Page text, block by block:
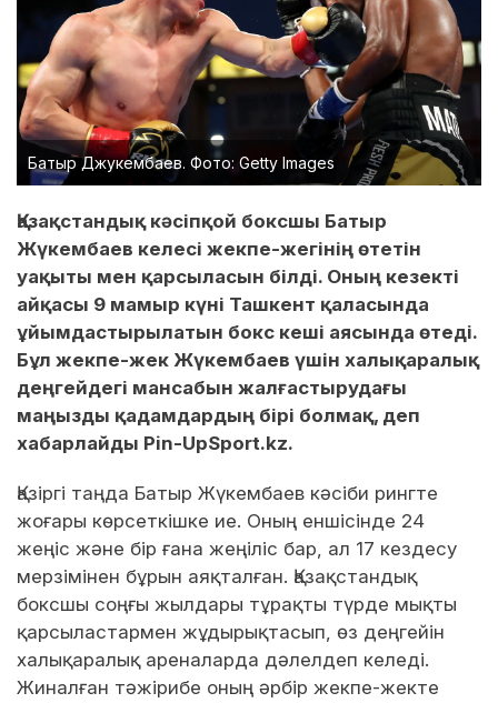
Батыр Джукембаев. Фото: Getty Images
Қазақстандық кәсіпқой боксшы Батыр
Жүкембаев келесі жекпе-жегінің өтетін
уақыты мен қарсыласын білді. Оның кезекті
айқасы 9 мамыр күні Ташкент қаласында
ұйымдастырылатын бокс кеші аясында өтеді.
Бұл жекпе-жек Жүкембаев үшін халықаралық
деңгейдегі мансабын жалғастырудағы
маңызды қадамдардың бірі болмақ, деп
хабарлайды Pin-UpSport.kz.
Қазіргі таңда Батыр Жүкембаев кәсіби рингте
жоғары көрсеткішке ие. Оның еншісінде 24
жеңіс және бір ғана жеңіліс бар, ал 17 кездесу
мерзімінен бұрын аяқталған. Қазақстандық
боксшы соңғы жылдары тұрақты түрде мықты
қарсыластармен жұдырықтасып, өз деңгейін
халықаралық ареналарда дәлелдеп келеді.
Жиналған тәжірибе оның әрбір жекпе-жекте